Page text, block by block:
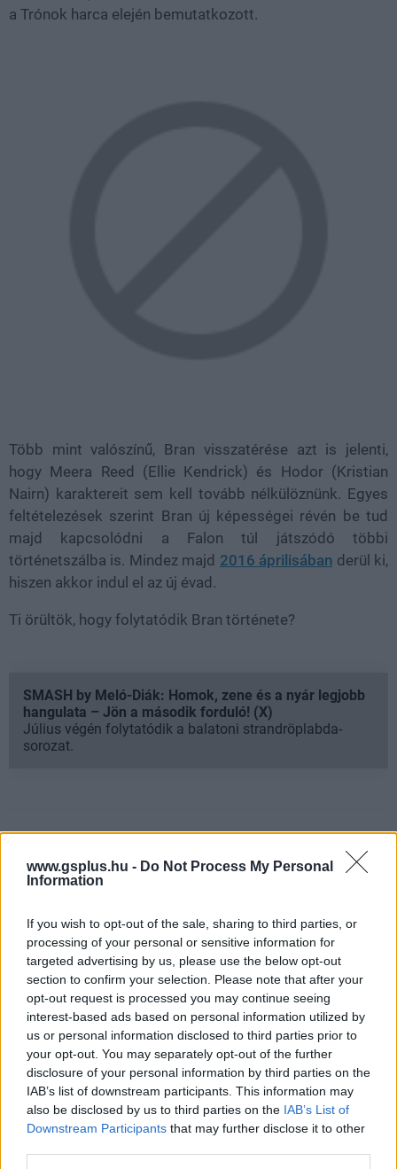
www.gsplus.hu - Do Not Process My Personal
Information
If you wish to opt-out of the sale, sharing to third parties, or
processing of your personal or sensitive information for
targeted advertising by us, please use the below opt-out
section to confirm your selection. Please note that after your
opt-out request is processed you may continue seeing
interest-based ads based on personal information utilized by
us or personal information disclosed to third parties prior to
your opt-out. You may separately opt-out of the further
disclosure of your personal information by third parties on the
IAB’s list of downstream participants. This information may
also be disclosed by us to third parties on the IAB’s List of
Downstream Participants that may further disclose it to other
a Trónok harca elején bemutatkozott.
Több mint valószínű, Bran visszatérése azt is jelenti,
hogy Meera Reed (Ellie Kendrick) és Hodor (Kristian
Nairn) karaktereit sem kell tovább nélkülöznünk. Egyes
feltételezések szerint Bran új képességei révén be tud
majd kapcsolódni a Falon túl játszódó többi
történetszálba is. Mindez majd 2016 áprilisában derül ki,
hiszen akkor indul el az új évad.
Ti örültök, hogy folytatódik Bran története?
SMASH by Meló-Diák: Homok, zene és a nyár legjobb
hangulata – Jön a második forduló! (X)
Július végén folytatódik a balatoni strandröplabda-
sorozat.
Címkék: #trónok harca #game of thrones
#sorozat
#hbo
#isaac hempstead-wright #bran stark
The Witcher 3: Wild Hunt
modok - női főszereplő és
társak